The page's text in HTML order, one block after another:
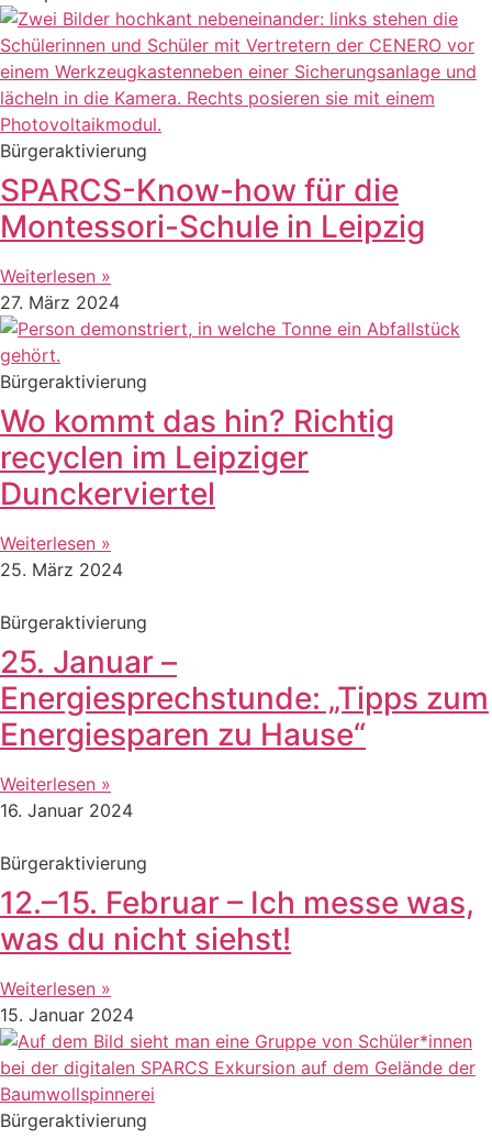
Bürgeraktivierung
SPARCS-Know-how für die
Montessori-Schule in Leipzig
Weiterlesen »
27. März 2024
Bürgeraktivierung
Wo kommt das hin? Richtig
recyclen im Leipziger
Dunckerviertel
Weiterlesen »
25. März 2024
Bürgeraktivierung
25. Januar –
Energiesprechstunde: „Tipps zum
Energiesparen zu Hause“
Weiterlesen »
16. Januar 2024
Bürgeraktivierung
12.–15. Februar – Ich messe was,
was du nicht siehst!
Weiterlesen »
15. Januar 2024
Bürgeraktivierung